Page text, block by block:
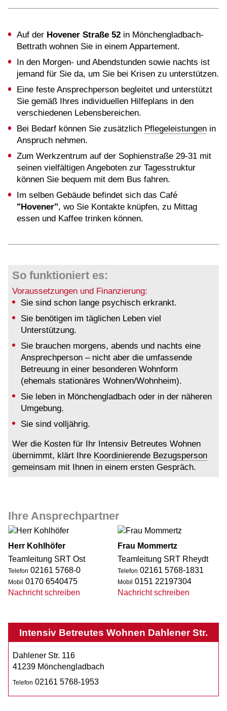
Auf der Hovener Straße 52in Mönchengladbach-
Bettrath wohnen Sie in einem Appartement.
In den Morgen- und Abendstunden sowie nachts ist
jemand für Sie da, um Sie bei Krisen zu unterstützen.
Eine feste Ansprechperson begleitet und unterstützt
Sie gemäß Ihres individuellen Hilfeplans in den
verschiedenen Lebensbereichen.
Bei Bedarf können Sie zusätzlich Pflegeleistungenin
Anspruch nehmen.
Zum Werkzentrum auf der Sophienstraße 29-31 mit
seinen vielfältigen Angeboten zur Tagesstruktur
können Sie bequem mit dem Bus fahren.
Im selben Gebäude befindet sich das Café
"Hovener", wo Sie Kontakte knüpfen, zu Mittag
essen und Kaffee trinken können.
So funktioniert es:
Voraussetzungen und Finanzierung:
Sie sind schon lange psychisch erkrankt.
Sie benötigen im täglichen Leben viel
Unterstützung.
Sie brauchen morgens, abends und nachts eine
Ansprechperson – nicht aber die umfassende
Betreuung in einer besonderen Wohnform
(ehemals stationäres Wohnen/Wohnheim).
Sie leben in Mönchengladbach oder in der näheren
Umgebung.
Sie sind volljährig.
Wer die Kosten für Ihr Intensiv Betreutes Wohnen
übernimmt, klärt Ihre Koordinierende Bezugsperson
gemeinsam mit Ihnen in einem ersten Gespräch.
Ihre Ansprechpartner
Herr Kohlhöfer
Teamleitung SRT Ost
Telefon 02161 5768-0
Mobil 0170 6540475
Nachricht schreiben
Frau Mommertz
Teamleitung SRT Rheydt
Telefon 02161 5768-1831
Mobil 0151 22197304
Nachricht schreiben
Intensiv Betreutes Wohnen Dahlener Str.
Dahlener Str. 116
41239 Mönchengladbach
Telefon 02161 5768-1953